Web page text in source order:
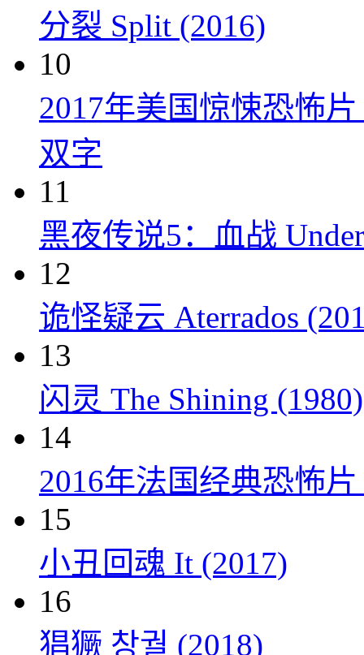
分裂 Split (2016)
10
2017年美国惊悚恐怖
双字
11
黑夜传说5：血战
12
诡怪疑云 Aterrados
13
闪灵 The Shining (1980)
14
2016年法国经典恐怖
15
小丑回魂 It (2017)
16
猖獗 창궐 (2018)